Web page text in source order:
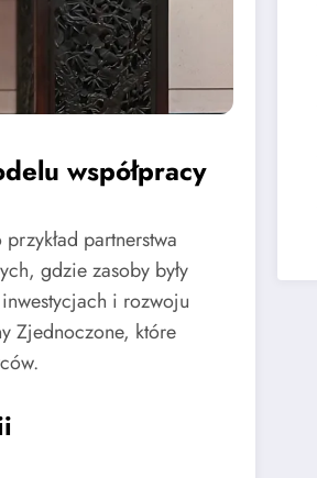
współpracy
partnerstwa
gdzie zasoby były
i rozwoju
Zjednoczone, które